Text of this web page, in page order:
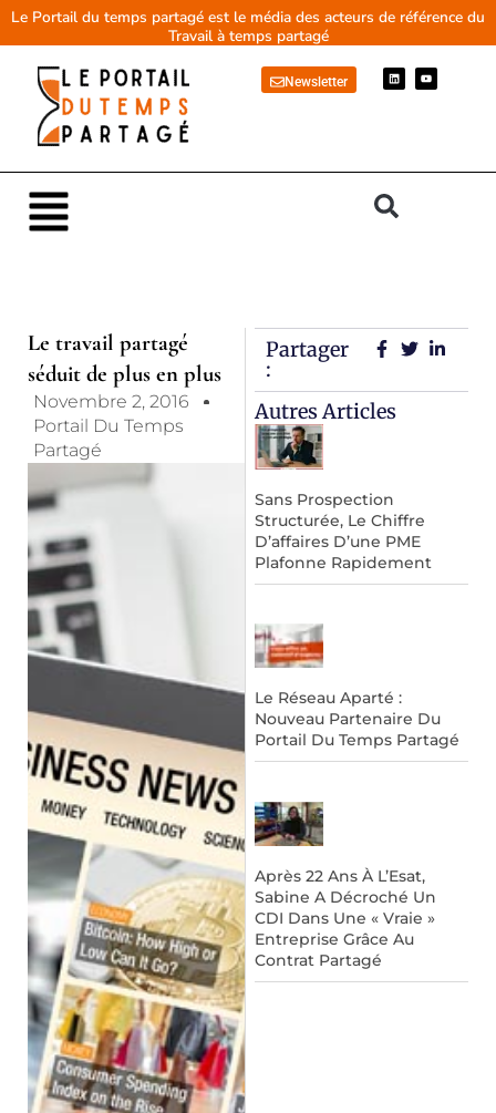
AllerLe Portail du temps partagé est le média des acteurs de référence du
Travail à temps partagé
Newsletter
L
i
n
Y
o
u
Main
Menu
Le travail partagé
séduit de plus en plus
Novembre 2, 2016
Portail Du Temps
Partagé
Partager
:
Autres Articles
Sans Prospection
Structurée, Le Chiffre
D’affaires D’une PME
Plafonne Rapidement
Le Réseau Aparté :
Nouveau Partenaire Du
Portail Du Temps Partagé
Après 22 Ans À L’Esat,
Sabine A Décroché Un
CDI Dans Une « Vraie »
Entreprise Grâce Au
Contrat Partagé